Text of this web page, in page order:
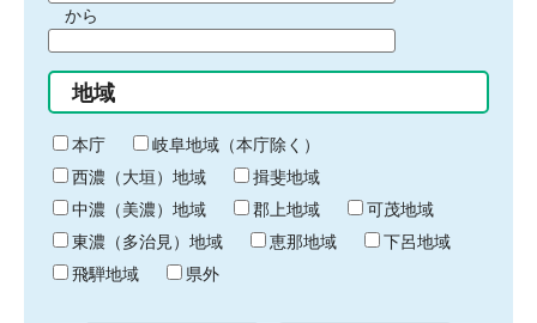
間
始
り
から
間
終
わ
り
地域
本庁
岐阜地域（本庁除く）
西濃（大垣）地域
揖斐地域
中濃（美濃）地域
郡上地域
可茂地域
東濃（多治見）地域
恵那地域
下呂地域
飛騨地域
県外